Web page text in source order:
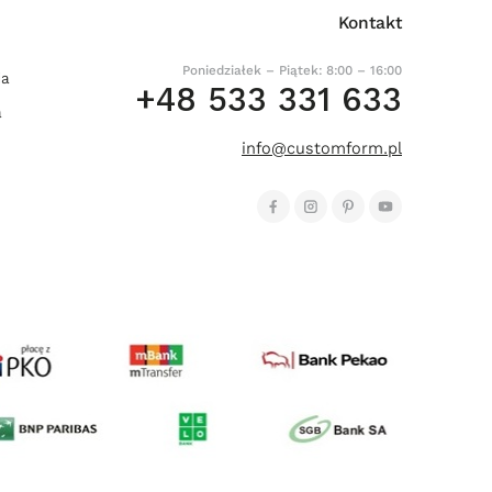
Kontakt
Poniedziałek – Piątek: 8:00 – 16:00
+48 533 331 633
info@customform.pl